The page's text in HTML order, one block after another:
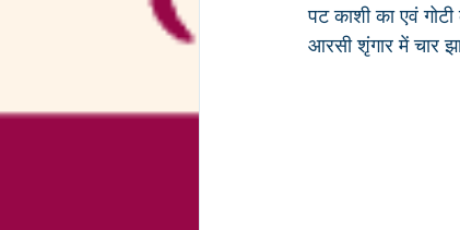
पट काशी का एवं
आरसी शृंगार में चार